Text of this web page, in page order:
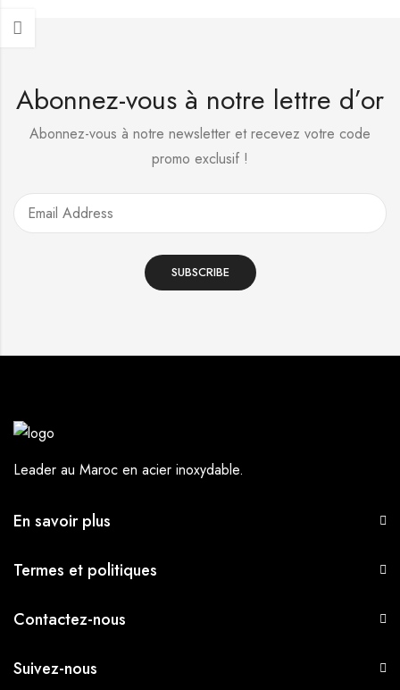
Abonnez-vous à notre lettre d’or
Abonnez-vous à notre newsletter et recevez votre code
promo exclusif !
Leader au Maroc en acier inoxydable.
En savoir plus
Termes et politiques
Contactez-nous
Suivez-nous